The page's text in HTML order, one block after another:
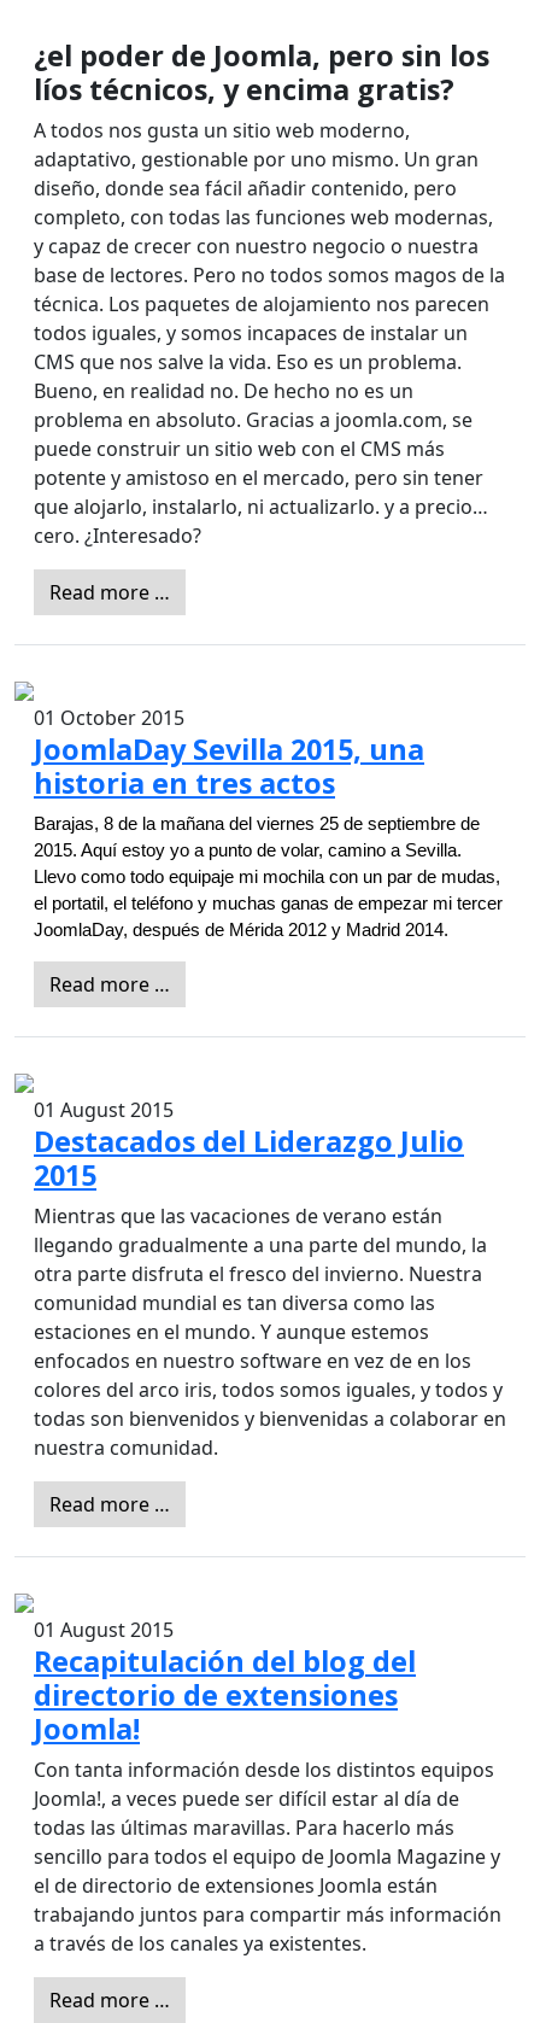
¿el poder de Joomla, pero sin los
líos técnicos, y encima gratis?
A todos nos gusta un sitio web moderno,
adaptativo, gestionable por uno mismo. Un gran
diseño, donde sea fácil añadir contenido, pero
completo, con todas las funciones web modernas,
y capaz de crecer con nuestro negocio o nuestra
base de lectores. Pero no todos somos magos de la
técnica. Los paquetes de alojamiento nos parecen
todos iguales, y somos incapaces de instalar un
CMS que nos salve la vida. Eso es un problema.
Bueno, en realidad no. De hecho no es un
problema en absoluto. Gracias a joomla.com, se
puede construir un sitio web con el CMS más
potente y amistoso en el mercado, pero sin tener
que alojarlo, instalarlo, ni actualizarlo. y a precio…
cero. ¿Interesado?
Read more …
01 October 2015
JoomlaDay Sevilla 2015, una
historia en tres actos
Barajas, 8 de la mañana del viernes 25 de septiembre de
2015. Aquí estoy yo a punto de volar, camino a Sevilla.
Llevo como todo equipaje mi mochila con un par de mudas,
el portatil, el teléfono y muchas ganas de empezar mi tercer
JoomlaDay, después de Mérida 2012 y Madrid 2014.
Read more …
01 August 2015
Destacados del Liderazgo Julio
2015
Mientras que las vacaciones de verano están
llegando gradualmente a una parte del mundo, la
otra parte disfruta el fresco del invierno. Nuestra
comunidad mundial es tan diversa como las
estaciones en el mundo. Y aunque estemos
enfocados en nuestro software en vez de en los
colores del arco iris, todos somos iguales, y todos y
todas son bienvenidos y bienvenidas a colaborar en
nuestra comunidad.
Read more …
01 August 2015
Recapitulación del blog del
directorio de extensiones
Joomla!
Con tanta información desde los distintos equipos
Joomla!, a veces puede ser difícil estar al día de
todas las últimas maravillas. Para hacerlo más
sencillo para todos el equipo de Joomla Magazine y
el de directorio de extensiones Joomla están
trabajando juntos para compartir más información
a través de los canales ya existentes.
Read more …